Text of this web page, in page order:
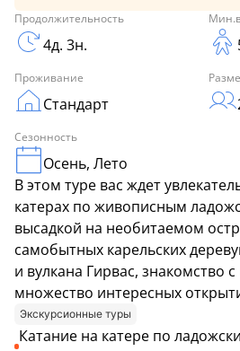
Продолжительность
4д. 3н.
Проживание
Стандарт
Сезонность
Осень, Лето
В этом туре вас ждет
катерах по живописным
высадкой на необитаемом
самобытных карельских
и вулкана Гирвас, знакомство
множество интересных
Экскурсионные туры
Катание на катере по